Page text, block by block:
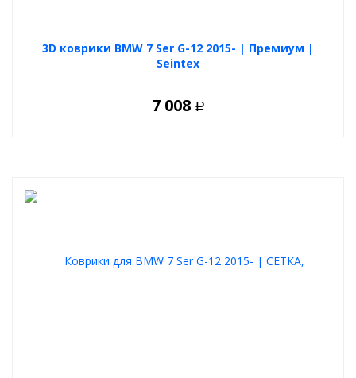
3D коврики BMW 7 Ser G-12 2015- | Премиум |
Seintex
7 008 Р